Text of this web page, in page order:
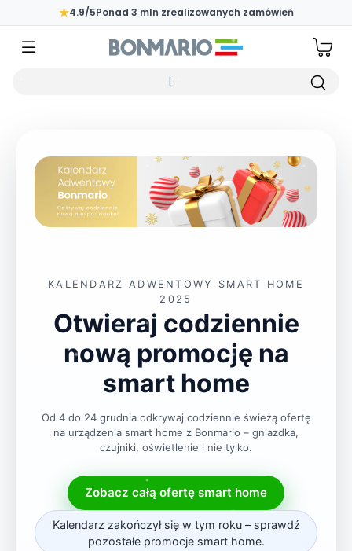
Przejdź do głównej zawartości strony
★4.9/5Ponad 3 mln zrealizowanych zamówień
KALENDARZ ADWENTOWY SMART HOME
2025
Otwieraj codziennie
nową promocję na
smart home
Od 4 do 24 grudnia odkrywaj codziennie świeżą ofertę
na urządzenia smart home z Bonmario – gniazdka,
czujniki, oświetlenie i nie tylko.
Zobacz całą ofertę smart home
Kalendarz zakończył się w tym roku – sprawdź
pozostałe promocje smart home.